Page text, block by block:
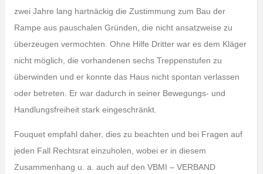
zwei Jahre lang hartnäckig die Zustimmung zum Bau der
Rampe aus pauschalen Gründen, die nicht ansatzweise zu
überzeugen vermochten. Ohne Hilfe Dritter war es dem Kläger
nicht möglich, die vorhandenen sechs Treppenstufen zu
überwinden und er konnte das Haus nicht spontan verlassen
oder betreten. Er war dadurch in seiner Bewegungs- und
Handlungsfreiheit stark eingeschränkt.
Fouquet empfahl daher, dies zu beachten und bei Fragen auf
jeden Fall Rechtsrat einzuholen, wobei er in diesem
Zusammenhang u. a. auch auf den VBMI – VERBAND